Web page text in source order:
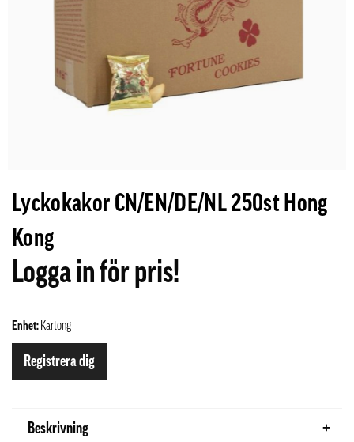
Lyckokakor CN/EN/DE/NL 250st Hong
Kong
Logga in för pris!
Enhet: Kartong
Registrera dig
Beskrivning